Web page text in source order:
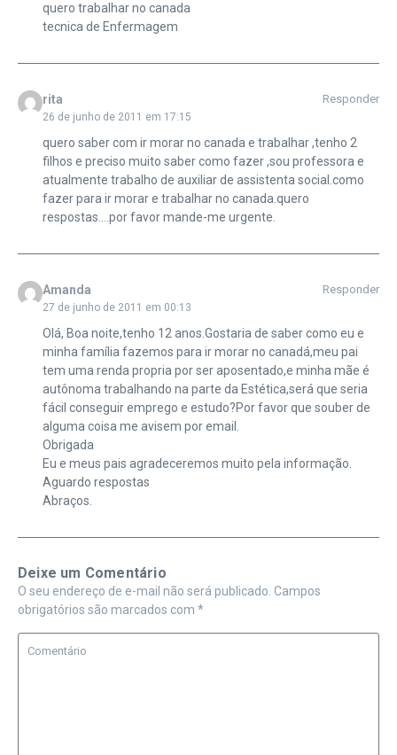
quero trabalhar no canada
tecnica de Enfermagem
rita
26 de junho de 2011 em 17:15
Responder
quero saber com ir morar no canada e trabalhar ,tenho 2
filhos e preciso muito saber como fazer ,sou professora e
atualmente trabalho de auxiliar de assistenta social.como
fazer para ir morar e trabalhar no canada.quero
respostas….por favor mande-me urgente.
Amanda
27 de junho de 2011 em 00:13
Responder
Olá, Boa noite,tenho 12 anos.Gostaria de saber como eu e
minha família fazemos para ir morar no canadá,meu pai
tem uma renda propria por ser aposentado,e minha mãe é
autônoma trabalhando na parte da Estética,será que seria
fácil conseguir emprego e estudo?Por favor que souber de
alguma coisa me avisem por email.
Obrigada
Eu e meus pais agradeceremos muito pela informação.
Aguardo respostas
Abraços.
Deixe um Comentário
O seu endereço de e-mail não será publicado. Campos
obrigatórios são marcados com *